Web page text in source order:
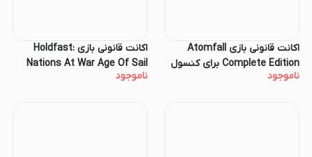
اکانت قانونی بازی Atomfall
Complete Edition برای کنسول
PS5
ناموجود
اکانت قانونی بازی Holdfast:
Nations At War Age Of Sail
Edition PS5
ناموجود